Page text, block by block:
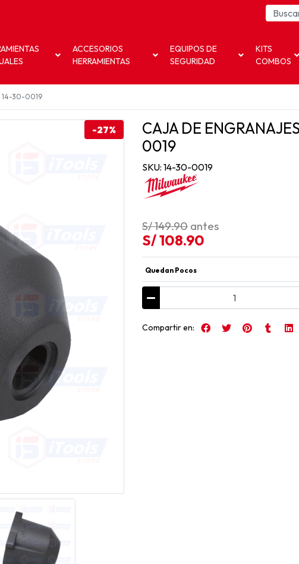
ACCESORIOS
HERRAMIENTAS
EQUIPOS DE
SEGURIDAD
KITS
COMBOS
14-30-0019
-27%
CAJA DE
0019
SKU: 14-30-0019
S/ 149.90 antes
S/ 108.90
Quedan Pocos
Compartir en: